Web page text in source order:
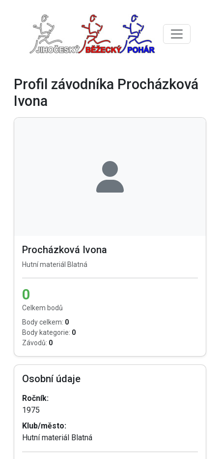
Profil závodníka Procházková
Ivona
Procházková Ivona
Hutní materiál Blatná
0
Celkem bodů
Body celkem: 0
Body kategorie: 0
Závodů: 0
Osobní údaje
Ročník:
1975
Klub/město:
Hutní materiál Blatná